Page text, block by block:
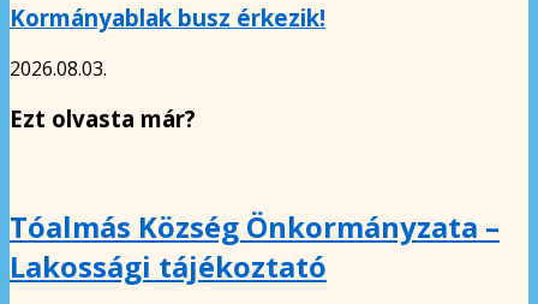
Kormányablak busz érkezik!
2026.08.03.
Ezt olvasta már?
Tóalmás Község Önkormányzata –
Lakossági tájékoztató